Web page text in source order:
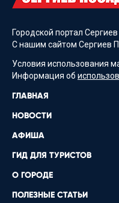
Городской портал
С нашим сайтом Сергиев
Условия использования
Информация об
ГЛАВНАЯ
НОВОСТИ
АФИША
ГИД ДЛЯ ТУРИСТОВ
О ГОРОДЕ
ПОЛЕЗНЫЕ СТАТЬИ